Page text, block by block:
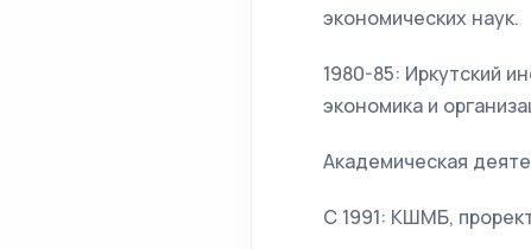
экономических наук.
1980-85: Иркутский
экономика и
Академическая
С 1991: КШМБ,